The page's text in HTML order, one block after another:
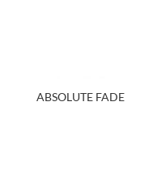
ABSOLUTE FADE